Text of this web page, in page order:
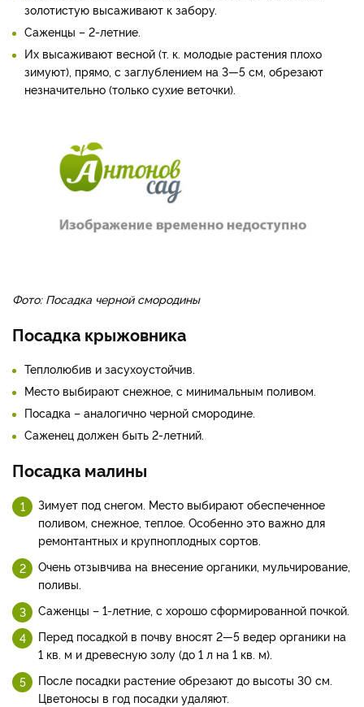
золотистую высаживают к забору.
Саженцы – 2-летние.
Их высаживают весной (т. к. молодые растения плохо
зимуют), прямо, с заглублением на 3—5 см, обрезают
незначительно (только сухие веточки).
Фото: Посадка черной смородины
Посадка крыжовника
Теплолюбив и засухоустойчив.
Место выбирают снежное, с минимальным поливом.
Посадка – аналогично черной смородине.
Саженец должен быть 2-летний.
Посадка малины
Зимует под снегом. Место выбирают обеспеченное
поливом, снежное, теплое. Особенно это важно для
ремонтантных и крупноплодных сортов.
Очень отзывчива на внесение органики, мульчирование,
поливы.
Саженцы – 1-летние, с хорошо сформированной почкой.
Перед посадкой в почву вносят 2—5 ведер органики на
1 кв. м и древесную золу (до 1 л на 1 кв. м).
После посадки растение обрезают до высоты 30 см.
Цветоносы в год посадки удаляют.